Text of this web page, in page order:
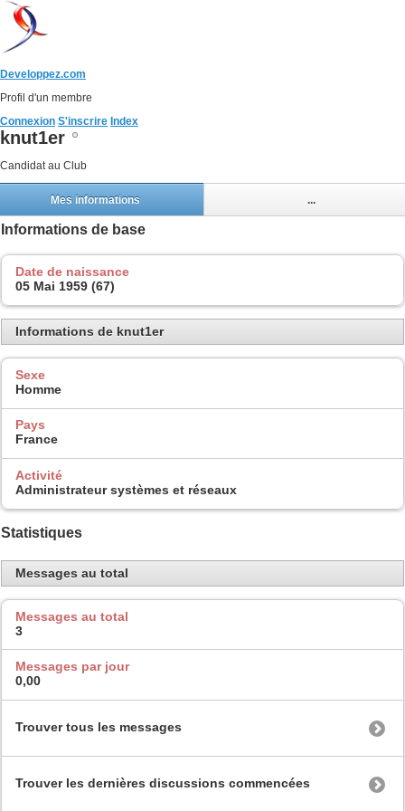
Developpez.com
Profil d'un membre
Connexion S'inscrire Index
knut1er
Candidat au Club
Mes informations ...
Informations de base
Date de naissance
05 Mai 1959 (67)
Informations de knut1er
Sexe
Homme
Pays
France
Activité
Administrateur systèmes et réseaux
Statistiques
Messages au total
Messages au total
3
Messages par jour
0,00
Trouver tous les messages
Trouver les dernières discussions commencées